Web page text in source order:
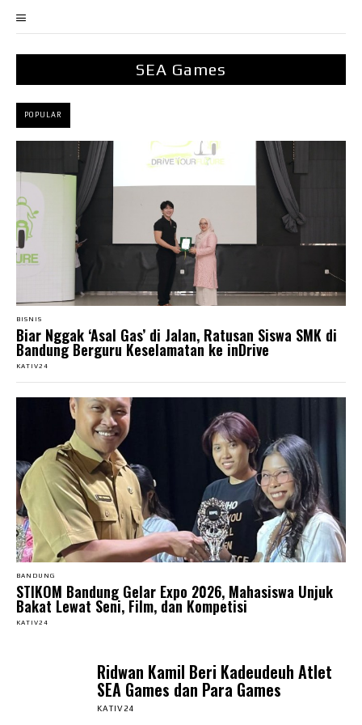
SEA Games
POPULAR
BISNIS
Biar Nggak ‘Asal Gas’ di Jalan, Ratusan Siswa SMK di
Bandung Berguru Keselamatan ke inDrive
KATIV24
BANDUNG
STIKOM Bandung Gelar Expo 2026, Mahasiswa Unjuk
Bakat Lewat Seni, Film, dan Kompetisi
KATIV24
Ridwan Kamil Beri Kadeudeuh Atlet
SEA Games dan Para Games
KATIV24